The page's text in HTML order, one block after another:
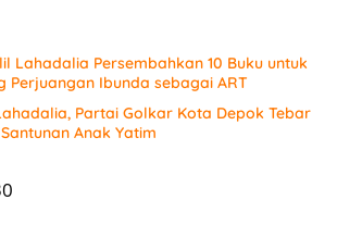
Lahadalia Persembahkan 10 Buku untuk
Perjuangan Ibunda sebagai ART
Partai Golkar Kota Depok Tebar
Anak Yatim